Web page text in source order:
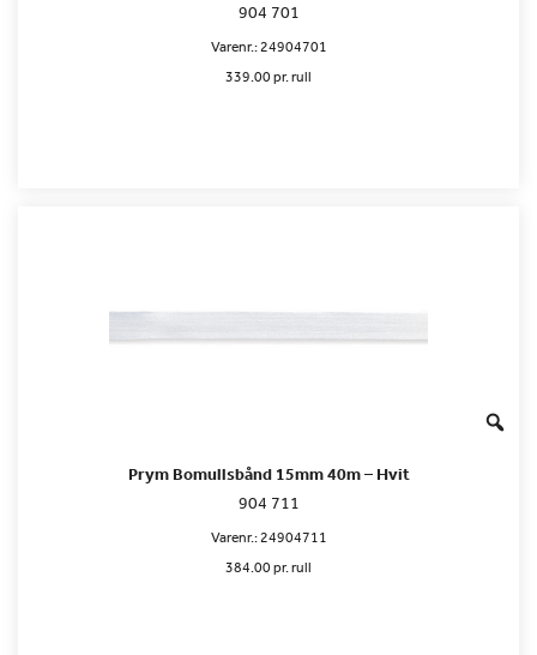
904 701
Varenr.:24904701
339.00 pr. rull
Prym Bomullsbånd 15mm 40m – Hvit
904 711
Varenr.:24904711
384.00 pr. rull